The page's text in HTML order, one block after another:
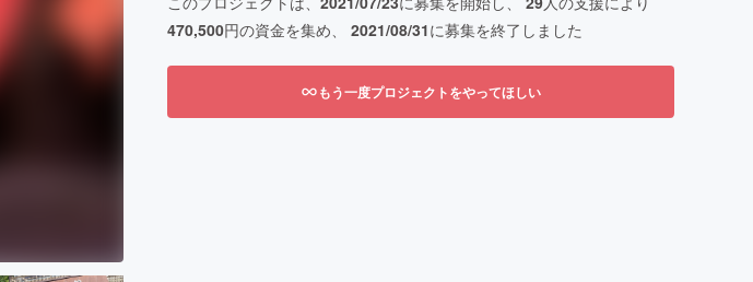
470,500円の資金を集め、 2021/08/31に募集を終了しました
もう一度プロジェクトをやってほしい